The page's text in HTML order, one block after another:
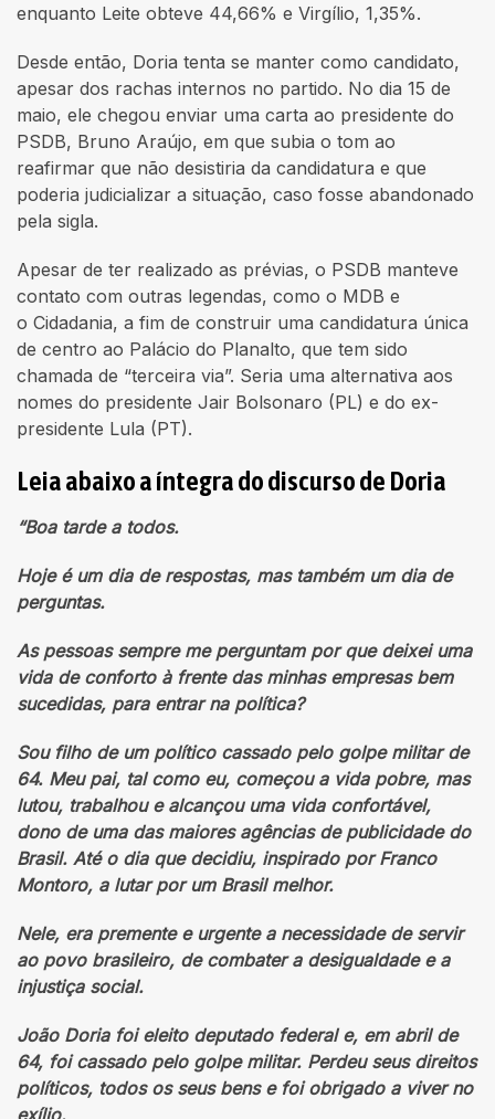
enquanto Leite obteve 44,66% e Virgílio, 1,35%.
Desde então, Doria tenta se manter como candidato,
apesar dos rachas internos no partido. No dia 15 de
maio, ele chegou enviar uma carta ao presidente do
PSDB, Bruno Araújo, em que subia o tom ao
reafirmar que não desistiria da candidatura e que
poderia judicializar a situação, caso fosse abandonado
pela sigla.
Apesar de ter realizado as prévias, o PSDB manteve
contato com outras legendas, como o MDB e
o Cidadania, a fim de construir uma candidatura única
de centro ao Palácio do Planalto, que tem sido
chamada de “terceira via”. Seria uma alternativa aos
nomes do presidente Jair Bolsonaro (PL) e do ex-
presidente Lula (PT).
Leia abaixo a íntegra do discurso de Doria
“Boa tarde a todos.
Hoje é um dia de respostas, mas também um dia de
perguntas.
As pessoas sempre me perguntam por que deixei uma
vida de conforto à frente das minhas empresas bem
sucedidas, para entrar na política?
Sou filho de um político cassado pelo golpe militar de
64. Meu pai, tal como eu, começou a vida pobre, mas
lutou, trabalhou e alcançou uma vida confortável,
dono de uma das maiores agências de publicidade do
Brasil. Até o dia que decidiu, inspirado por Franco
Montoro, a lutar por um Brasil melhor.
Nele, era premente e urgente a necessidade de servir
ao povo brasileiro, de combater a desigualdade e a
injustiça social.
João Doria foi eleito deputado federal e, em abril de
64, foi cassado pelo golpe militar. Perdeu seus direitos
políticos, todos os seus bens e foi obrigado a viver no
exílio.